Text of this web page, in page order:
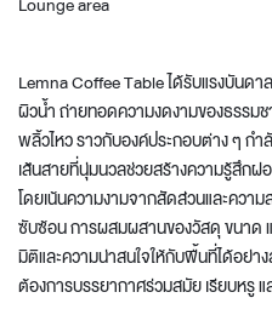
Lemna Coffee Table ได้รับแรงบันด
ผิวน้ำ ถ่ายทอดความงดงามของธรรม
พลิ้วไหว ราวกับองค์ประกอบต่าง ๆ ก
เส้นสายที่นุ่มนวลช่วยสร้างความรู้สึก
โดยเน้นความงามจากสัดส่วนและควา
ซับซ้อน การผสมผสานของวัสดุ ขนาด
มิติและความน่าสนใจให้กับพื้นที่ได้อย่า
ต้องการบรรยากาศร่วมสมัย เรียบหรู